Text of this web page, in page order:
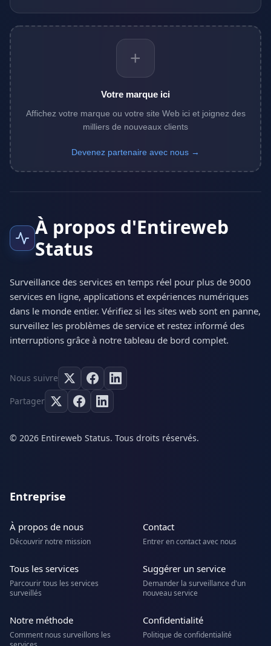
+
Votre marque ici
Affichez votre marque ou votre site Web ici et joignez des
milliers de nouveaux clients
Devenez partenaire avec nous →
À propos d'Entireweb
Status
Surveillance des services en temps réel pour plus de 9000
services en ligne, applications et expériences numériques
dans le monde entier. Vérifiez si les sites web sont en panne,
surveillez les problèmes de service et restez informé des
interruptions grâce à notre tableau de bord complet.
Nous suivre
Partager
© 2026 Entireweb Status. Tous droits réservés.
Entreprise
À propos de nous
Découvrir notre mission
Contact
Entrer en contact avec nous
Tous les services
Parcourir tous les services
surveillés
Suggérer un service
Demander la surveillance d'un
nouveau service
Notre méthode
Comment nous surveillons les
Confidentialité
Politique de confidentialité